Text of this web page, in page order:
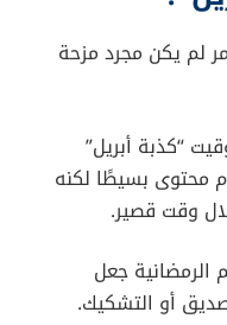
لم يكن مجرد مزحة
“كذبة أبريل”
محتوى بسيطًا لكنه
وقت قصير.
الرمضانية جعل
أو التشكيك.